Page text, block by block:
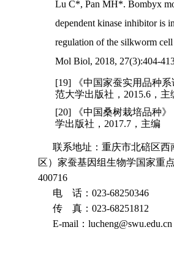
Lu C*, Pan MH*. Bombyx
dependent kinase inhibitor is
regulation of the silkworm
Mol Biol, 2018, 27(3):404-
[19] 《中国家蚕实用品种
范大学出版社，2015.6，主
[20] 《中国桑树栽培品种
学出版社，2017.7，主编
联系地址：重庆市北碚区西
区）家蚕基因组生物学国家重
400716
电 话：023-68250346
传 真：023-68251812
E-mail：lucheng@swu.edu.cn